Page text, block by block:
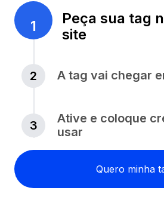
1
Peça sua tag
site
2 A tag vai chegar
3
Ative e coloque
usar
Quero minha